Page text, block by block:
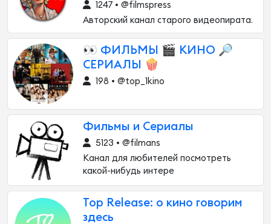
1247 • @filmspress
Авторский канал старого видеопирата.
👀 ФИЛЬМЫ 🎬 КИНО 🔎
СЕРИАЛЫ 🍿
198 • @top_1kino
Фильмы и Сериалы
5123 • @filmans
Канал для любителей посмотреть
какой-нибудь интере
Top Release: о кино говорим
здесь